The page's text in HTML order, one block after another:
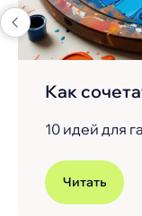
Как
10 идей для
Читать